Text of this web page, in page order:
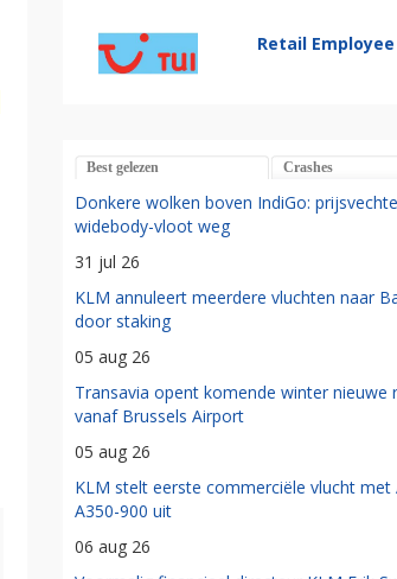
Retail Employee
Best gelezen Crashes
Donkere wolken boven IndiGo:
widebody-vloot weg
31 jul 26
KLM annuleert meerdere vluchten naar
door staking
05 aug 26
Transavia opent komende winter nieuwe
vanaf Brussels Airport
05 aug 26
KLM stelt eerste commerciële vlucht met
A350-900 uit
06 aug 26